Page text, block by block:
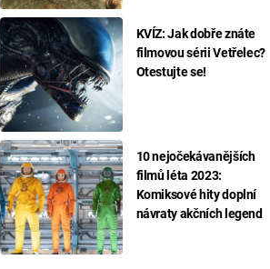
KVÍZ: Jak dobře znáte
filmovou sérii Vetřelec?
Otestujte se!
10 nejočekávanějších
filmů léta 2023:
Komiksové hity doplní
návraty akčních legend